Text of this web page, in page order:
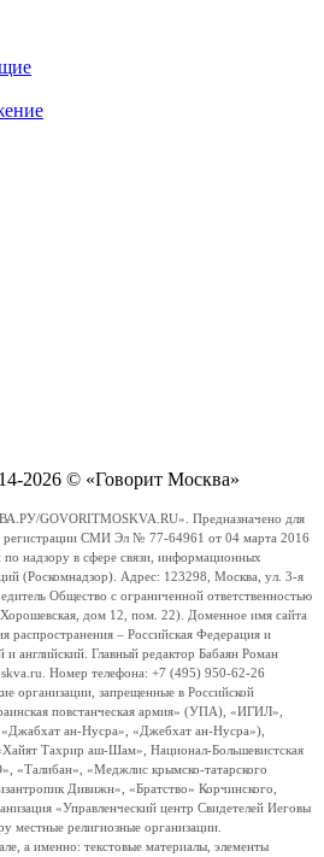
2026 © «Говорит Москва»
GOVORITMOSKVA.RU». Предназначено для
регистрации СМИ Эл № 77-64961 от 04 марта 2016
надзору в сфере связи, информационных
(Роскомнадзор). Адрес: 123298, Москва, ул. 3-я
Общество с ограниченной ответственностью
дом 12, пом. 22). Доменное имя сайта
– Российская Федерация и
английский. Главный редактор Бабаян Роман
Номер телефона: +7 (495) 950-62-26
организации, запрещенные в Российской
повстанческая армия» (УПА), «ИГИЛ»,
ан-Нусра», «Джебхат ан-Нусра»),
Тахрир аш-Шам», Национал-Большевистская
«Меджлис крымско-татарского
Дивижн», «Братство» Корчинского,
«Управленческий центр Свидетелей Иеговы
местные религиозные организации.
а именно: текстовые материалы, элементы